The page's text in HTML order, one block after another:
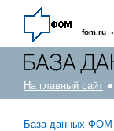
fom.ru ·
На главный сайт
База данных ФОМ